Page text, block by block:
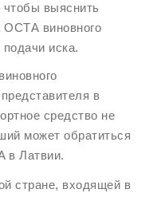
выяснить
ОСТА виновного
иска.
в
средство не
может обратиться
в Латвии.
стране, входящей в